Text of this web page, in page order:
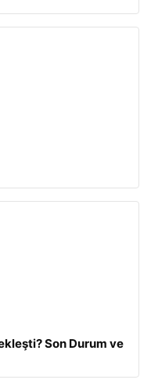
Son Durum ve